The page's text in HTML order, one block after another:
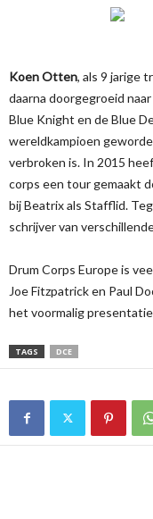
Koen Otten, als 9 jarige
daarna doorgegroeid
Blue Knight en de Blue
wereldkampioen
verbroken is. In 2015
corps een tour gemaakt
bij Beatrix als Stafflid.
schrijver van
Drum Corps Europe is
Joe Fitzpatrick en Paul
het voormalig
TAGS DCE